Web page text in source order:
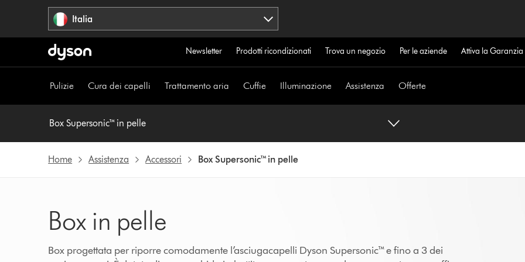
Italia
Newsletter Prodotti ricondizionati Trova un negozio Per le aziende Attiva la
Pulizie Cura dei capelli Trattamento aria Cuffie Illuminazione Assistenza Offerte
Box Supersonic™ in pelle
Home Assistenza Accessori Box Supersonic™ in pelle
Box in pelle
Box progettata per riporre comodamente l’asciugacapelli Dyson Supersonic™ e fino a 3 dei